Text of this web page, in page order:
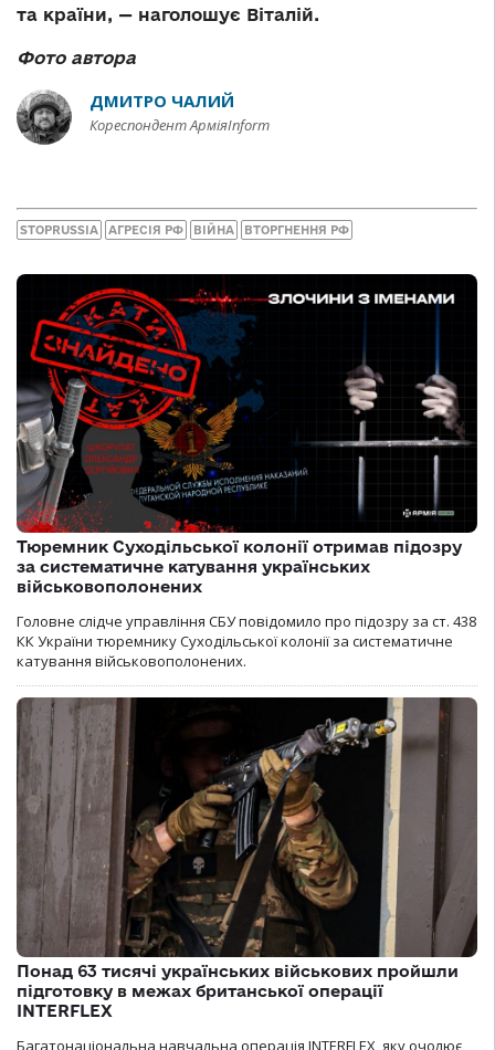
та країни, — наголошує Віталій.
Фото автора
ДМИТРО ЧАЛИЙ
Кореспондент АрміяInform
STOPRUSSIA АГРЕСІЯ РФ ВІЙНА ВТОРГНЕННЯ РФ
Тюремник Суходільської колонії отримав підозру
за систематичне катування українських
військовополонених
Головне слідче управління СБУ повідомило про підозру за ст. 438
КК України тюремнику Суходільської колонії за систематичне
катування військовополонених.
Понад 63 тисячі українських військових пройшли
підготовку в межах британської операції
INTERFLEX
Багатонаціональна навчальна операція INTERFLEX, яку очолює